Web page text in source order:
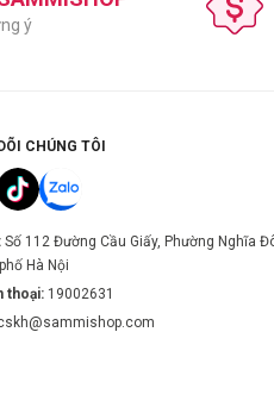
ý
CHÚNG TÔI
Số 112 Đường Cầu Giấy, Phường Nghĩa
Hà Nội
thoại: 19002631